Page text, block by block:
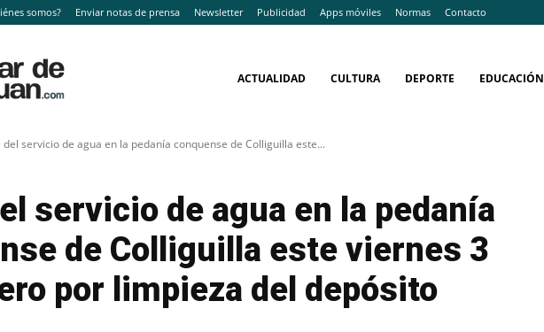
somos? Enviar notas de prensa Newsletter Publicidad Apps móviles Normas Contacto
ACTUALIDAD CULTURA DEPORTE EDUCACIÓN
del servicio de agua en la pedanía conquense de Colliguilla este...
servicio de agua en la pedanía
de Colliguilla este viernes 3
por limpieza del depósito